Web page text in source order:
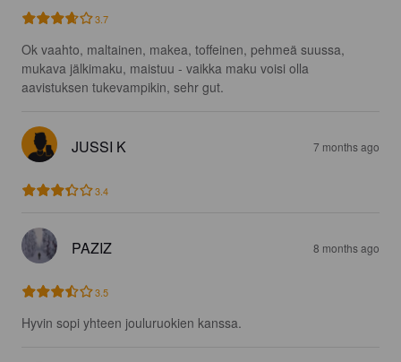
3.7
Ok vaahto, maltainen, makea, toffeinen, pehmeä suussa,
mukava jälkimaku, maistuu - vaikka maku voisi olla
aavistuksen tukevampikin, sehr gut.
JUSSI K 7 months ago
3.4
PAZIZ 8 months ago
3.5
Hyvin sopi yhteen jouluruokien kanssa.